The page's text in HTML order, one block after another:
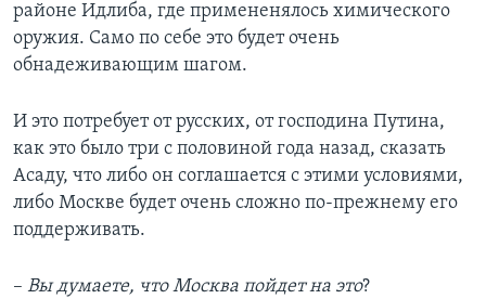
районе Идлиба, где примененялось химического
оружия. Само по себе это будет очень
обнадеживающим шагом.
И это потребует от русских, от господина Путина,
как это было три с половиной года назад, сказать
Асаду, что либо он соглашается с этими условиями,
либо Москве будет очень сложно по-прежнему его
поддерживать.
– Вы думаете, что Москва пойдет на это?